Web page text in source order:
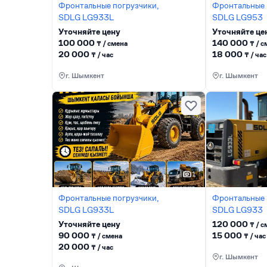
Фронтальные погрузчики,
SDLG LG933L
Уточняйте цену
100 000 ₸ / сменa
20 000 ₸ / час
г. Шымкент
Фронтальные
SDLG LG953
Уточняйте
140 000₸ /
18 000₸ / час
г. Шымкент
1
Фронтальные погрузчики,
SDLG LG933L
Уточняйте цену
90 000 ₸ / сменa
20 000 ₸ / час
Фронтальные
SDLG LG933
120 000₸ /
15 000₸ / час
г. Шымкент